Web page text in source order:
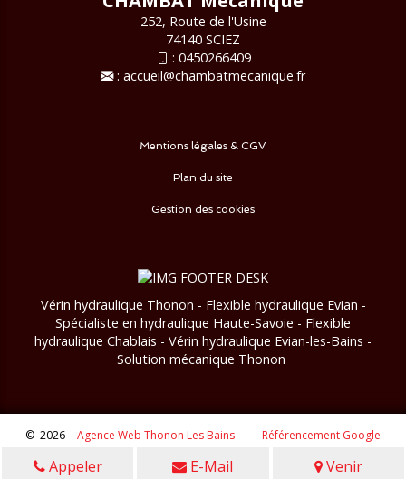
252, Route de l'Usine
74140 SCIEZ
: 0450266409
: accueil@chambatmecanique.fr
Mentions légales & CGV
Plan du site
Gestion des cookies
Vérin hydraulique Thonon - Flexible hydraulique Evian -
Spécialiste en hydraulique Haute-Savoie - Flexible
hydraulique Chablais - Vérin hydraulique Evian-les-Bains -
Solution mécanique Thonon
Appeler E-Mail Venir
© 2026 Agence Web Thonon Les Bains -
Référencement Google
clicandgo.com